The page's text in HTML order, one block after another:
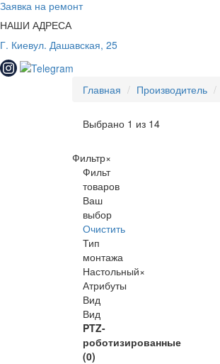
Заявка на ремонт
НАШИ АДРЕСА
Г. Киевул. Дашавская, 25
Главная Производитель
Выбрано 1 из 14
Фильтр×
Фильт
товаров
Ваш
выбор
Очистить
Тип
монтажа
Настольный×
Атрибуты
Вид
Вид
PTZ-
роботизированные
(0)